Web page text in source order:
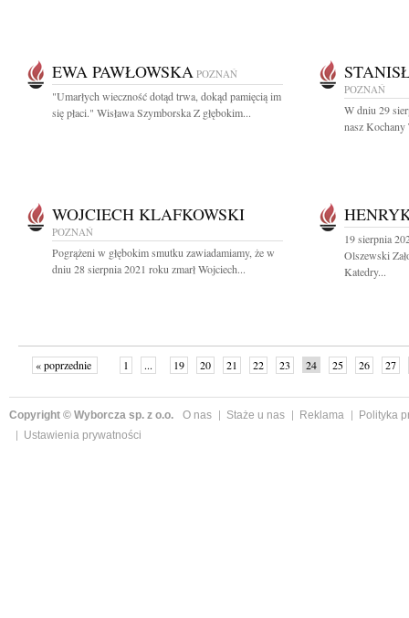
EWA PAWŁOWSKA POZNAŃ
"Umarłych wieczność dotąd trwa, dokąd pamięcią im
się płaci." Wisława Szymborska Z głębokim...
POZNAŃ
W dniu 29
nasz Kochany
WOJCIECH KLAFKOWSKI
POZNAŃ
Pogrążeni w głębokim smutku zawiadamiamy, że w
dniu 28 sierpnia 2021 roku zmarł Wojciech...
19 sierpnia
Olszewski
Katedry...
« poprzednie 1 ... 19 20 21 22 23 24 25 26
27
Copyright © Wyborcza sp. z o.o. O nas Staże u nas Reklama
Polityka
Ustawienia prywatności